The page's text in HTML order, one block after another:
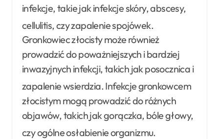
infekcje, takie jak infekcje skóry, abscesy,
cellulitis, czy zapalenie spojówek.
Gronkowiec złocisty może również
prowadzić do poważniejszych i bardziej
inwazyjnych infekcji, takich jak posocznica i
zapalenie wsierdzia. Infekcje gronkowcem
złocistym mogą prowadzić do różnych
objawów, takich jak gorączka, bóle głowy,
czy ogólne osłabienie organizmu.